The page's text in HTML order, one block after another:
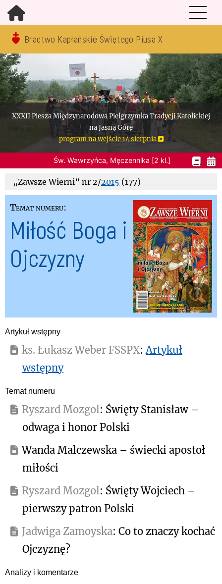
Bractwo Kapłańskie Świętego Piusa X
XXXII Piesza Międzynarodowa Pielgrzymka Tradycji Katolickiej
na Jasną Górę
program na wejście 14 sierpnia
Św. Wawrzyńca, Męczennika [2 kl.]
„Zawsze Wierni” nr 2/2015 (177)
Temat numeru:
Miłość Boga i
Ojczyzny
Artykuł wstępny
ks. Łukasz Weber FSSPX:Artykuł
wstępny
Temat numeru
Ryszard Mozgol: Święty Stanisław –
odwaga i honor Polski
Wanda Malczewska – świecki apostoł
miłości
Ryszard Mozgol: Święty Wojciech –
pierwszy patron Polski
Jadwiga Zamoyska: Co to znaczy kochać
Ojczyznę?
Analizy i komentarze